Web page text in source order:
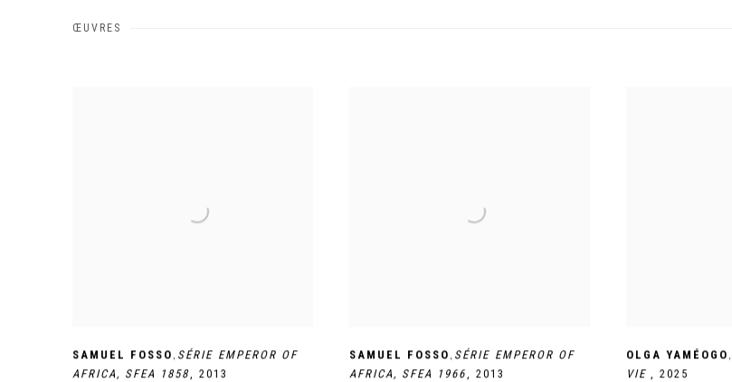
ŒUVRES
SAMUEL FOSSO SÉRIE EMPEROR OF
AFRICA , SFEA 1858, 2013
SAMUEL FOSSO SÉRIE EMPEROR OF
AFRICA , SFEA 1966, 2013
OLGA YAMÉOGO
VIE,2025